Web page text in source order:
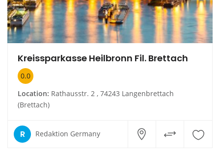
Kreissparkasse Heilbronn Fil. Brettach
0.0
Location: Rathausstr. 2 , 74243 Langenbrettach
(Brettach)
R Redaktion Germany